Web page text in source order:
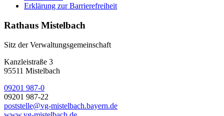
Erklärung zur Barrierefreiheit
Rathaus Mistelbach
Sitz der Verwaltungsgemeinschaft
Kanzleistraße 3
95511 Mistelbach
09201 987-0
09201 987-22
poststelle@vg-mistelbach.bayern.de